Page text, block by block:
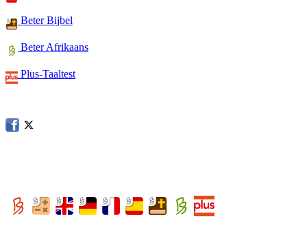
Beter Bijbel
Beter Afrikaans
Plus-Taaltest